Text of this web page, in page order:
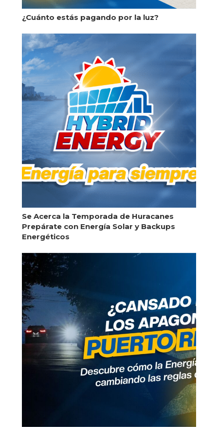
¿Cuánto estás pagando por la luz?
Se Acerca la Temporada de Huracanes
Prepárate con Energía Solar y Backups
Energéticos